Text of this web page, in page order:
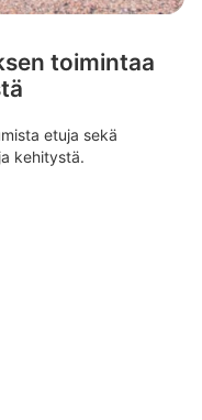
toimintaa
etuja sekä
kehitystä.